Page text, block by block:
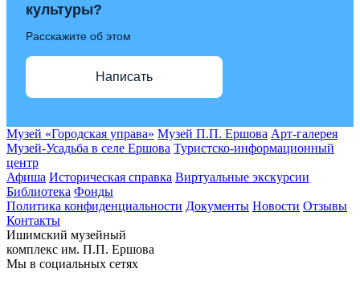
культуры?
Расскажите об этом
Написать
Музей «Городская управа» Музей П.П. Ершова Арт-галерея
Музей-Усадьба в селе Ершова Туристско-информационный
центр
Афиша Историческая справка Виртуальные экскурсии
Библиотека Фонды
Политика конфиденциальности Документы Новости Отзывы
Контакты
Ишимский музейный
комплекс им. П.П. Ершова
Мы в социальных сетях